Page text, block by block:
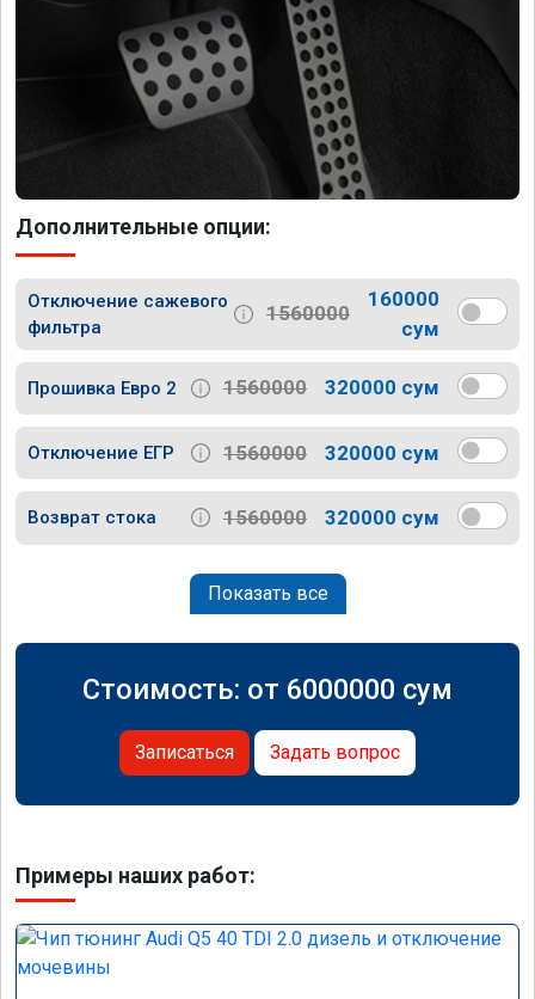
Дополнительные опции:
Отключение сажевого
фильтра
1560000
160000
сум
Прошивка Евро 2 1560000 320000 сум
Отключение ЕГР 1560000 320000 сум
Возврат стока 1560000 320000 сум
Показать все
Стоимость: от 6000000 сум
Записаться Задать вопрос
Примеры наших работ: